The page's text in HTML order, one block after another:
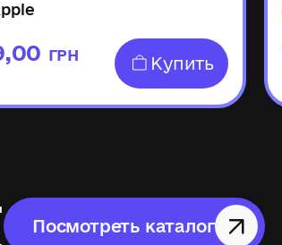
ГРН Купить
Посмотреть каталог